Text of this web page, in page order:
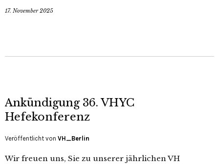
17. November 2025
Ankündigung 36. VHYC
Hefekonferenz
Veröffentlicht von VH_Berlin
Wir freuen uns, Sie zu unserer jährlichen VH